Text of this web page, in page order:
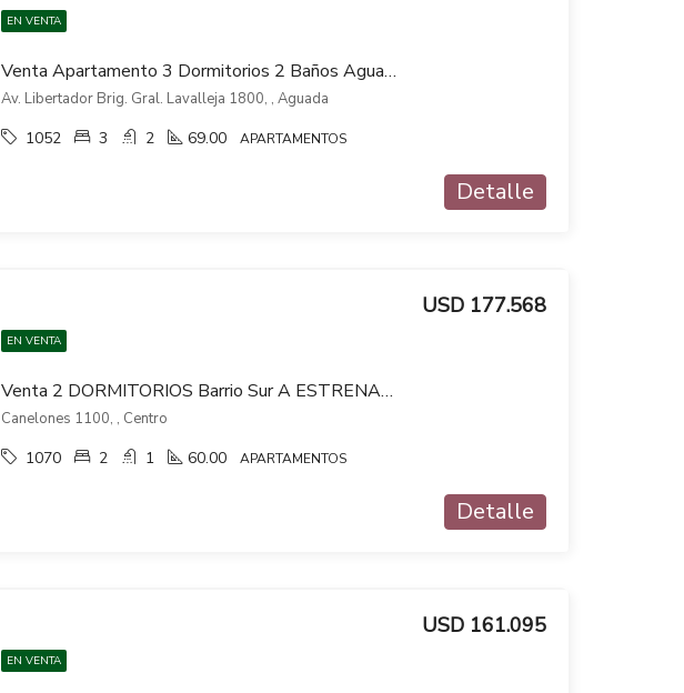
EN VENTA
Venta Apartamento 3 Dormitorios 2 Baños Aguada 01 Libertador
Av. Libertador Brig. Gral. Lavalleja 1800, , Aguada
1052 3 2 69.00 APARTAMENTOS
Detalle
EN VENTA
Venta 2 DORMITORIOS Barrio Sur A ESTRENAR 01 SYNC
USD 177.568
Canelones 1100, , Centro
1070 2 1 60.00 APARTAMENTOS
Detalle
EN VENTA
USD 161.095